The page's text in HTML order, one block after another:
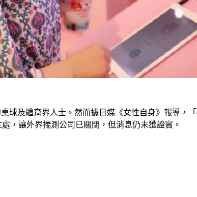
球及體育界人士。然而據日媒《女性自身》報導，
，讓外界揣測公司已關閉，但消息仍未獲證實。